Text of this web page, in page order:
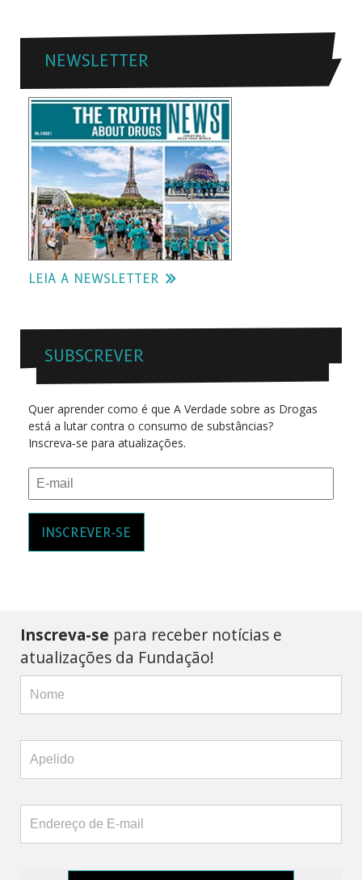
NEWSLETTER
LEIA A NEWSLETTER
SUBSCREVER
Quer aprender como é que A Verdade sobre as Drogas
está a lutar contra o consumo de substâncias?
Inscreva‑se para atualizações.
INSCREVER‑SE
Inscreva-se para receber notícias e
atualizações da Fundação!